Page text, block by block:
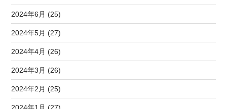
2024年6月 (25)
2024年5月 (27)
2024年4月 (26)
2024年3月 (26)
2024年2月 (25)
2024年1月 (27)